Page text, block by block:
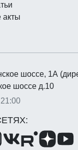
шоссе, 1А
шоссе д.10
акты